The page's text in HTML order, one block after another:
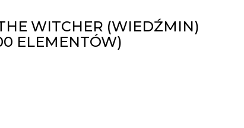
WITCHER (WIEDŹMIN)
ELEMENTÓW)